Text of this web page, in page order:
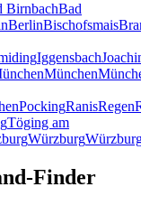
BirnbachBad
BerlinBischofsmais
Iggensbach
München
PockingRanisRegen
Töging am
Würzburg
Finder